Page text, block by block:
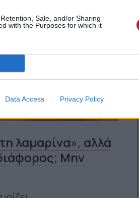
Sale, and/or Sharing
with the Purposes for which it
Data Access Privacy Policy
λαμαρίνα», αλλά
Μην